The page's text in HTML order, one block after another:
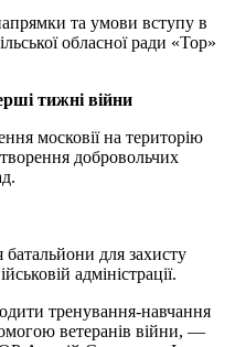
та умови вступу в
обласної ради «Тор»
тижні війни
московії на територію
добровольчих
батальйони для захисту
адміністрації.
тренування-навчання
ветеранів війни, —